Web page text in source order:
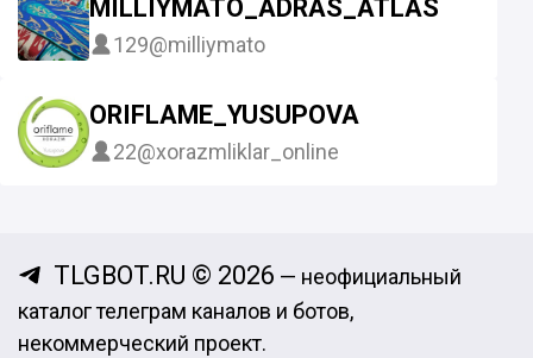
MILLIYMATO_ADRAS_ATLAS
129@milliymato
ORIFLAME_YUSUPOVA
22@xorazmliklar_online
TLGBOT.RU © 2026 — неофициальный
каталог телеграм каналов и ботов,
некоммерческий проект.